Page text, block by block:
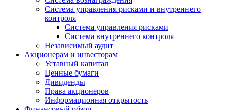
Система управления рисками и внутреннего
контроля
Система управления рисками
Система внутреннего контроля
Независимый аудит
Акционерам и инвесторам
Уставный капитал
Ценные бумаги
Дивиденды
Права акционеров
Информационная открытость